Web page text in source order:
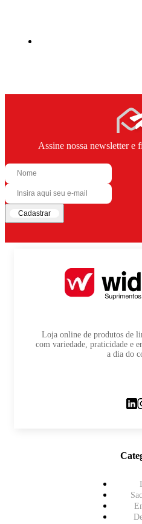
Assine nossa newsletter e
Cadastrar
Loja online de produtos de
com variedade, praticidade e
a dia do